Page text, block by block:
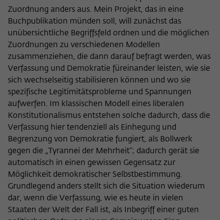
Zuordnung anders aus. Mein Projekt, das in eine
Buchpublikation münden soll, will zunächst das
unübersichtliche Begriffsfeld ordnen und die möglichen
Zuordnungen zu verschiedenen Modellen
zusammenziehen, die dann darauf befragt werden, was
Verfassung und Demokratie füreinander leisten, wie sie
sich wechselseitig stabilisieren können und wo sie
spezifische Legitimitätsprobleme und Spannungen
aufwerfen. Im klassischen Modell eines liberalen
Konstitutionalismus entstehen solche dadurch, dass die
Verfassung hier tendenziell als Einhegung und
Begrenzung von Demokratie fungiert, als Bollwerk
gegen die „Tyrannei der Mehrheit“; dadurch gerät sie
automatisch in einen gewissen Gegensatz zur
Möglichkeit demokratischer Selbstbestimmung.
Grundlegend anders stellt sich die Situation wiederum
dar, wenn die Verfassung, wie es heute in vielen
Staaten der Welt der Fall ist, als Inbegriff einer guten
current stay on wiko-berlin.de.